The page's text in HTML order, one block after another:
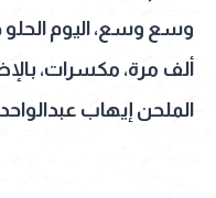
وسع وسع، اليوم الحلو
ألف مرة، مكسرات،
الملحن إيهاب